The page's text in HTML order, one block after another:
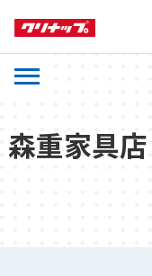
森重家具店